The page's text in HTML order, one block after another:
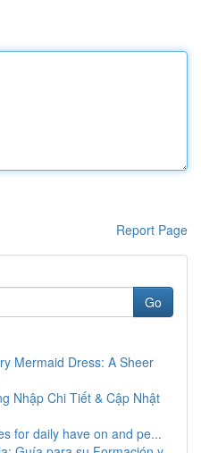
Report Page
Go
Mermaid Dress: A Sheer
Nhập Chi Tiết & Cập Nhật
for daily have on and pe...